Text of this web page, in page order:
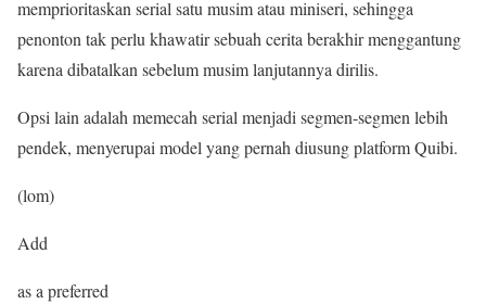
memprioritaskan serial satu musim atau miniseri, sehingga
penonton tak perlu khawatir sebuah cerita berakhir menggantung
karena dibatalkan sebelum musim lanjutannya dirilis.
Opsi lain adalah memecah serial menjadi segmen-segmen lebih
pendek, menyerupai model yang pernah diusung platform Quibi.
(lom)
Add
as a preferred